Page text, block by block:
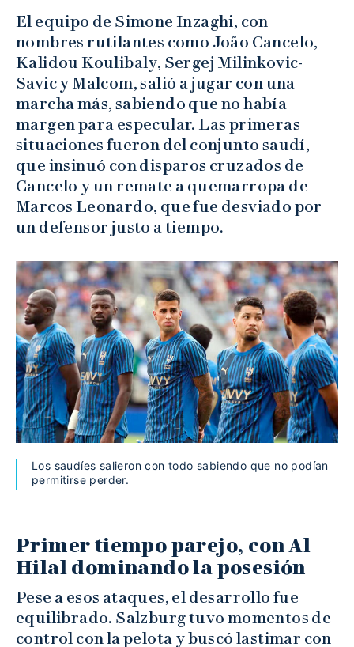
El equipo de Simone Inzaghi, con
nombres rutilantes como João Cancelo,
Kalidou Koulibaly, Sergej Milinkovic-
Savic y Malcom, salió a jugar con una
marcha más, sabiendo que no había
margen para especular. Las primeras
situaciones fueron del conjunto saudí,
que insinuó con disparos cruzados de
Cancelo y un remate a quemarropa de
Marcos Leonardo, que fue desviado por
un defensor justo a tiempo.
Los saudíes salieron con todo sabiendo que no podían
permitirse perder.
Primer tiempo parejo, con Al
Hilal dominando la posesión
Pese a esos ataques, el desarrollo fue
equilibrado. Salzburg tuvo momentos de
control con la pelota y buscó lastimar con